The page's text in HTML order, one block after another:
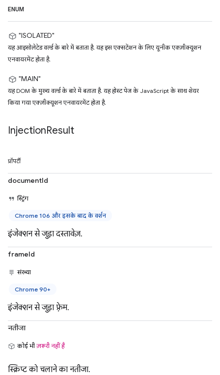
ENUM
"ISOLATED"
यह आइसोलेटेड वर्ल्ड के बारे में बताता है. यह इस एक्सटेंशन के लिए यूनीक एक्ज़ीक्यूशन
एनवायरमेंट होता है.
"MAIN"
यह DOM के मुख्य वर्ल्ड के बारे में बताता है. यह होस्ट पेज के JavaScript के साथ शेयर
किया गया एक्ज़ीक्यूशन एनवायरमेंट होता है.
InjectionResult
प्रॉपर्टी
documentId
स्ट्रिंग
Chrome 106 और इसके बाद के वर्शन
इंजेक्शन से जुड़ा दस्तावेज़.
frameId
संख्या
Chrome 90+
इंजेक्शन से जुड़ा फ़्रेम.
नतीजा
कोई भीज़रूरी नहीं है
स्क्रिप्ट को चलाने का नतीजा.